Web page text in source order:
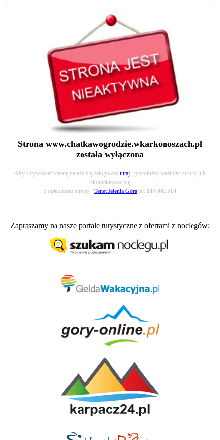
Strona www.chatkawogrodzie.wkarkonoszach.pl
została wyłączona
Aby aktywować stronę należy się zalogować tutaj i przedłużyc ważnośc strony lub
skontaktować się
z opiekunem strony - Tenet Jelenia Góra tel. 514 092 514
Zapraszamy na nasze portale turystyczne z ofertami z noclegów: